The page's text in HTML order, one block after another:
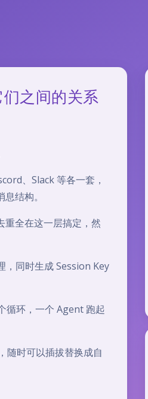
之间的关系
、Slack 等各一套，
结构。
重全在这一层搞定，然
，同时生成 Session Key
循环，一个 Agent 跑起
随时可以插拔替换成自